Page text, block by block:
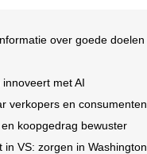
over goede doelen
met AI
verkopers en consumenten
koopgedrag bewuster
VS: zorgen in Washington